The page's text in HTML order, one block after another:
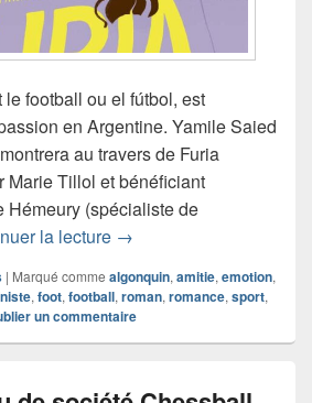
football ou el fútbol, est
en Argentine. Yamile Saied
au travers de Furia
Marie Tillol et bénéficiant
Hémeury (spécialiste de
la lecture Chronique roman Furia
→
| Marqué comme algonquin, amitie, emotion,
, foot, football, roman, romance, sport,
un commentaire